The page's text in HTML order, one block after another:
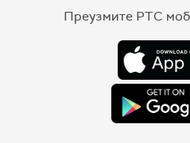
Преузмите РТС